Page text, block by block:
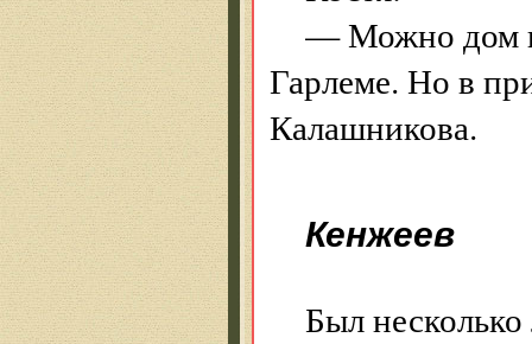
— Можно дом
Гарлеме. Но в
Калашникова.
Кенжеев
Был